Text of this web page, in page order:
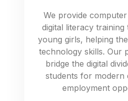
We provide
digital literacy
young girls, helping
technology skills. Our
bridge the digital
students for modern
employment